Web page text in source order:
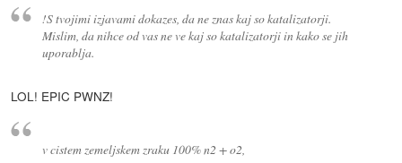
!S tvojimi izjavami dokazes, da ne znas kaj so katalizatorji.
Mislim, da nihce od vas ne ve kaj so katalizatorji in kako se jih
uporablja.
LOL! EPIC PWNZ!
v cistem zemeljskem zraku 100% n2 + o2,